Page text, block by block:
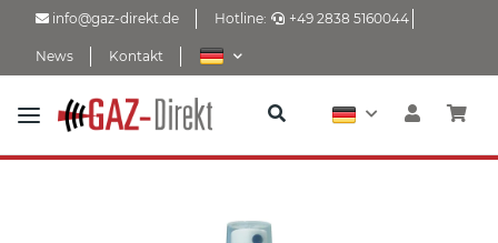
info@gaz-direkt.de Hotline: +49 2838 5160044
News Kontakt